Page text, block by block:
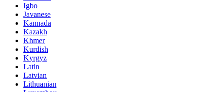
Igbo
Javanese
Kannada
Kazakh
Khmer
Kurdish
Kyrgyz
Latin
Latvian
Lithuanian